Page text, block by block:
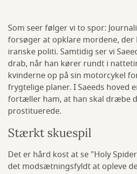
Som seer følger vi to spor:
forsøger at opklare mordene, der
iranske politi. Samtidig ser vi
drab, når han kører rundt i
kvinderne op på sin motorcykel
frygtelige planer. I Saeeds hoved
fortæller ham, at han skal dræbe
prostituerede.
Stærkt skuespil
Det er hård kost at se "Holy
det modsætningsfyldt at opleve